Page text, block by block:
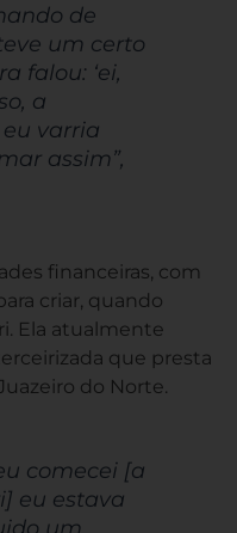
de
um certo
falou: ‘ei,
a
varria
assim”,
financeiras, com
criar, quando
Ela atualmente
que presta
do Norte.
comecei [a
eu estava
um